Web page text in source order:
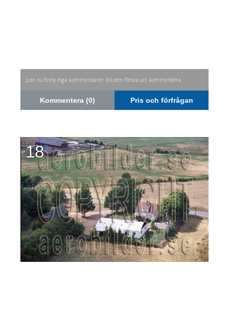
Just nu finns inga kommentarer, bli den första att kommentera.
Kommentera (0) Pris och förfrågan
18